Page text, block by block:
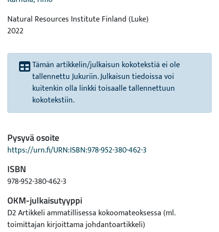
Natural Resources Institute Finland (Luke)
2022
Tämän artikkelin/julkaisun kokotekstiä ei ole
tallennettu Jukuriin. Julkaisun tiedoissa voi
kuitenkin olla linkki toisaalle tallennettuun
kokotekstiin.
Pysyvä osoite
https://urn.fi/URN:ISBN:978-952-380-462-3
ISBN
978-952-380-462-3
OKM-julkaisutyyppi
D2 Artikkeli ammatillisessa kokoomateoksessa (ml.
toimittajan kirjoittama johdantoartikkeli)